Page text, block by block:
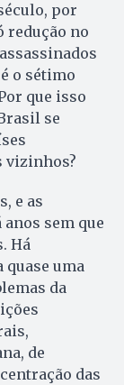
por
redução no
o sétimo
que isso
se
vizinhos?
e as
anos sem que
Há
quase uma
da
de
das